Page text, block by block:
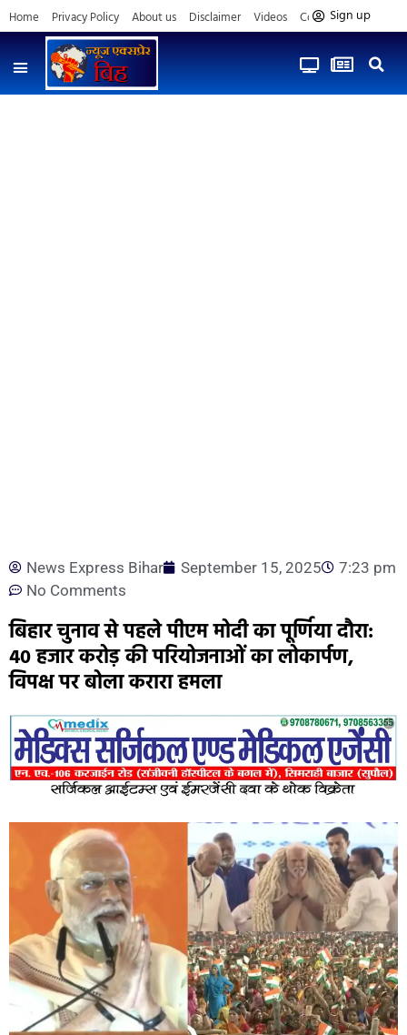
Home Privacy Policy About us Disclaimer Videos Contact us
Sign up
News Express Bihar September 15, 2025
7:23 pm
No Comments
बिहार चुनाव से पहले पीएम मोदी का पूर्णिया दौरा:
40 हजार करोड़ की परियोजनाओं का लोकार्पण,
विपक्ष पर बोला करारा हमला